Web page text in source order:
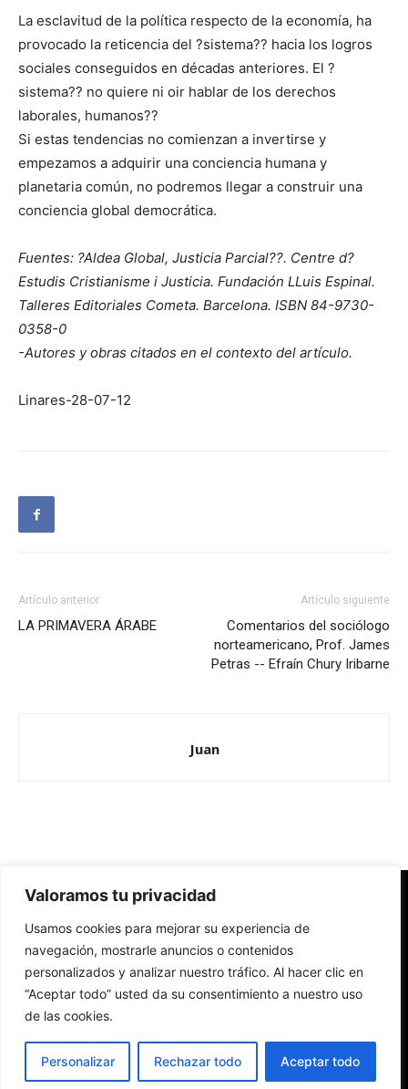
Valoramos tu privacidad
Usamos cookies para mejorar su experiencia de
navegación, mostrarle anuncios o contenidos
personalizados y analizar nuestro tráfico. Al hacer clic en
“Aceptar todo” usted da su consentimiento a nuestro uso
de las cookies.
Personalizar Rechazar todo Aceptar todo
La esclavitud de la política respecto de la economía, ha
provocado la reticencia del ?sistema?? hacia los logros
sociales conseguidos en décadas anteriores. El ?
sistema?? no quiere ni oir hablar de los derechos
laborales, humanos??
Si estas tendencias no comienzan a invertirse y
empezamos a adquirir una conciencia humana y
planetaria común, no podremos llegar a construir una
conciencia global democrática.
Fuentes: ?Aldea Global, Justicia Parcial??. Centre d?
Estudis Cristianisme i Justicia. Fundación LLuis Espinal.
Talleres Editoriales Cometa. Barcelona. ISBN 84-9730-
0358-0
-Autores y obras citados en el contexto del artículo.
Linares-28-07-12
Artículo anterior
LA PRIMAVERA ÁRABE
Artículo siguiente
Comentarios del sociólogo
norteamericano, Prof. James
Petras -- Efraín Chury Iribarne
Juan
Redes Cristianas
Una mirada alternativa sobre la Iglesia católica y la sociedad
- Colectivos de Redes Cristianas